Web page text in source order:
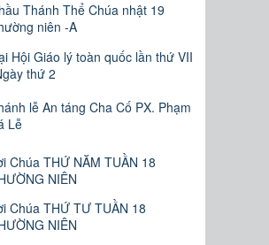
Thánh Thể Chúa nhật 19
niên -A
Hội Giáo lý toàn quốc lần thứ VII
thứ 2
lễ An táng Cha Cố PX. Phạm
Lễ
Chúa THỨ NĂM TUẦN 18
NIÊN
Chúa THỨ TƯ TUẦN 18
NIÊN